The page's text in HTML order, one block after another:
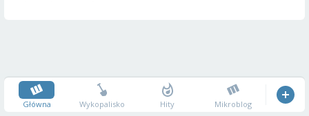
Główna Wykopalisko Hity Mikroblog